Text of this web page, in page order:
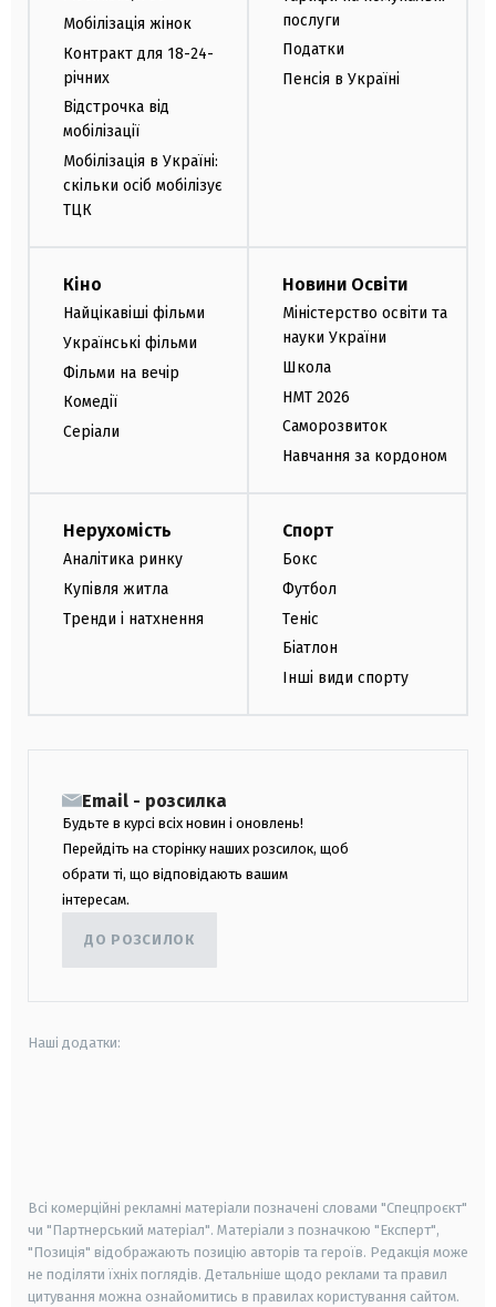
Мобілізація жінок
Контракт для 18-24-
річних
Відстрочка від
мобілізації
Мобілізація в Україні:
скільки осіб мобілізує
ТЦК
послуги
Податки
Пенсія в Україні
Кіно
Найцікавіші фільми
Українські фільми
Фільми на вечір
Комедії
Серіали
Новини Освіти
Міністерство освіти та
науки України
Школа
НМТ 2026
Саморозвиток
Навчання за кордоном
Нерухомість
Аналітика ринку
Купівля житла
Тренди і натхнення
Спорт
Бокс
Футбол
Теніс
Біатлон
Інші види спорту
Email - розсилка
Будьте в курсі всіх новин і оновлень!
Перейдіть на сторінку наших розсилок, щоб
обрати ті, що відповідають вашим
інтересам.
ДО РОЗСИЛОК
Наші додатки:
Всі комерційні рекламні матеріали позначені словами "Спецпроєкт"
чи "Партнерський матеріал". Матеріали з позначкою "Експерт",
"Позиція" відображають позицію авторів та героїв. Редакція може
не поділяти їхніх поглядів. Детальніше щодо реклами та правил
цитування можна ознайомитись в правилах користування сайтом.